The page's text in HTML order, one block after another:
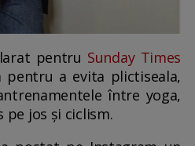
pentru Sunday Times
a evita plictiseala,
între yoga,
pe jos și ciclism.